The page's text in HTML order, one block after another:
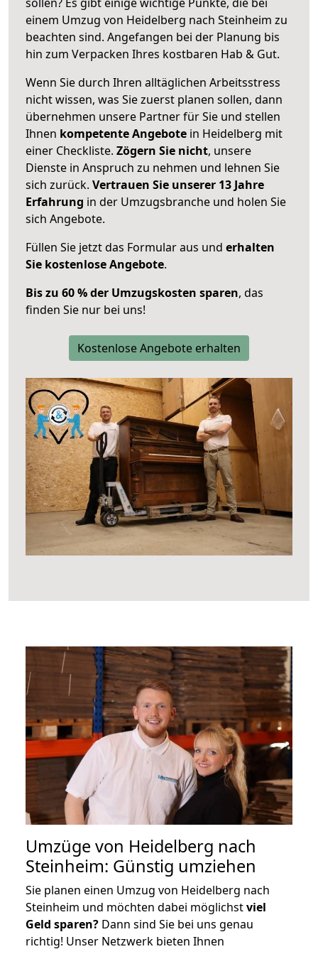
einem Umzug von Heidelberg nach Steinheim zu
beachten sind. Angefangen bei der Planung bis
hin zum Verpacken Ihres kostbaren Hab & Gut.
Wenn Sie durch Ihren alltäglichen Arbeitsstress
nicht wissen, was Sie zuerst planen sollen, dann
übernehmen unsere Partner für Sie und stellen
Ihnen kompetente Angebote in Heidelberg mit
einer Checkliste. Zögern Sie nicht, unsere
Dienste in Anspruch zu nehmen und lehnen Sie
sich zurück. Vertrauen Sie unserer 13 Jahre
Erfahrung in der Umzugsbranche und holen Sie
sich Angebote.
Füllen Sie jetzt das Formular aus und erhalten
Sie kostenlose Angebote.
Bis zu 60 % der Umzugskosten sparen, das
finden Sie nur bei uns!
Kostenlose Angebote erhalten
Umzüge von Heidelberg nach
Steinheim: Günstig umziehen
Sie planen einen Umzug von Heidelberg nach
Steinheim und möchten dabei möglichstviel
Geld sparen? Dann sind Sie bei uns genau
richtig! Unser Netzwerk bieten Ihnen